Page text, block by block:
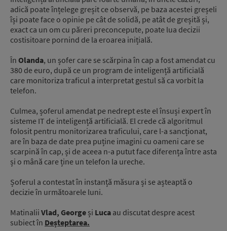
adică poate înțelege greșit ce observă, pe baza acestei greșeli
își poate face o opinie pe cât de solidă, pe atât de greșită și,
exact ca un om cu păreri preconcepute, poate lua decizii
costisitoare pornind de la eroarea inițială.
În Olanda, un șofer care se scărpina în cap a fost amendat cu
380 de euro, după ce un program de inteligență artificială
care monitoriza traficul a interpretat gestul să ca vorbit la
telefon.
Culmea, șoferul amendat pe nedrept este el însuși expert în
sisteme IT de inteligență artificială. El crede că algoritmul
folosit pentru monitorizarea traficului, care l-a sancționat,
are în baza de date prea puține imagini cu oameni care se
scarpină în cap, și de aceea n-a putut face diferența între asta
și o mână care ține un telefon la ureche.
Șoferul a contestat în instanță măsura și se așteaptă o
decizie în următoarele luni.
Matinalii Vlad, George și Luca au discutat despre acest
subiect în Deșteptarea.